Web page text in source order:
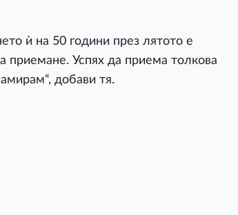
ѝ на 50 години през лятото е
приемане. Успях да приема толкова
добави тя.